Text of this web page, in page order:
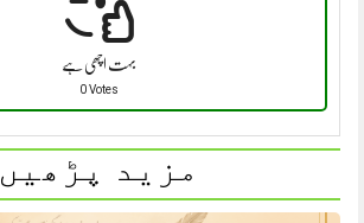
بہت اچھی ہے
0 Votes
مزید پڑھیں